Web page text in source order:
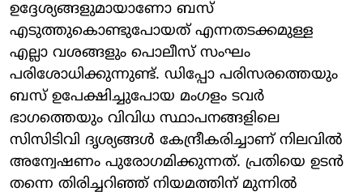
ഉദ്ദേശ്യങ്ങളുമായാണോ ബസ്
എടുത്തുകൊണ്ടുപോയത് എന്നതടക്കമുള്ള
എല്ലാ വശങ്ങളും പൊലീസ് സംഘം
പരിശോധിക്കുന്നുണ്ട്. ഡിപ്പോ പരിസരത്തെയും
ബസ് ഉപേക്ഷിച്ചുപോയ മംഗളം ടവർ
ഭാഗത്തെയും വിവിധ സ്ഥാപനങ്ങളിലെ
സിസിടിവി ദൃശ്യങ്ങൾ കേന്ദ്രീകരിച്ചാണ് നിലവിൽ
അന്വേഷണം പുരോഗമിക്കുന്നത്. പ്രതിയെ ഉടൻ
തന്നെ തിരിച്ചറിഞ്ഞ് നിയമത്തിന് മുന്നിൽ